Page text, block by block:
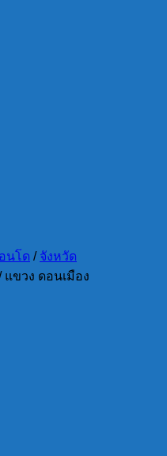
นโด / จังหวัด
แขวง ดอนเมือง